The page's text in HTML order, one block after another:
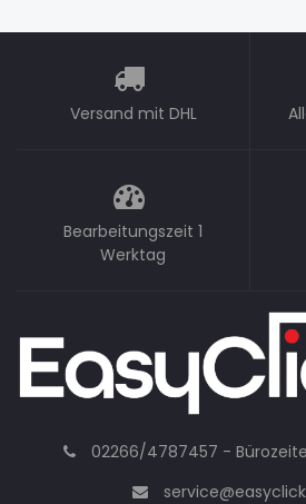
Versand mit DHL
Bearbeitungszeit 1
Werktag
02266/4787457 -